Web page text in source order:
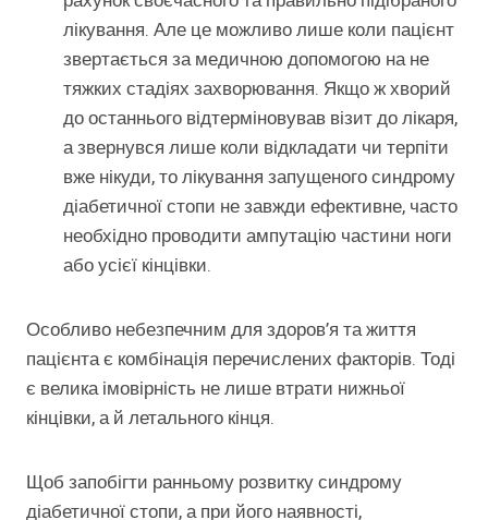
лікування. Але це можливо лише коли пацієнт
звертається за медичною допомогою на не
тяжких стадіях захворювання. Якщо ж хворий
до останнього відтерміновував візит до лікаря,
а звернувся лише коли відкладати чи терпіти
вже нікуди, то лікування запущеного синдрому
діабетичної стопи не завжди ефективне, часто
необхідно проводити ампутацію частини ноги
або усієї кінцівки.
Особливо небезпечним для здоров’я та життя
пацієнта є комбінація перечислених факторів. Тоді
є велика імовірність не лише втрати нижньої
кінцівки, а й летального кінця.
Щоб запобігти ранньому розвитку синдрому
діабетичної стопи, а при його наявності,